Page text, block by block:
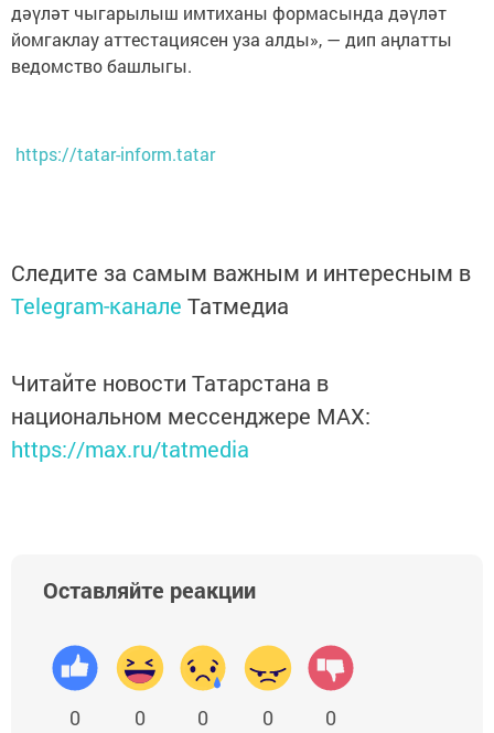
дәүләт чыгарылыш имтиханы формасында дәүләт
йомгаклау аттестациясен уза алды», — дип аңлатты
ведомство башлыгы.
https://tatar-inform.tatar
Следите за самым важным и интересным в
Telegram-канале Татмедиа
Читайте новости Татарстана в
национальном мессенджере MАХ:
https://max.ru/tatmedia
Оставляйте реакции
0 0 0 0 0